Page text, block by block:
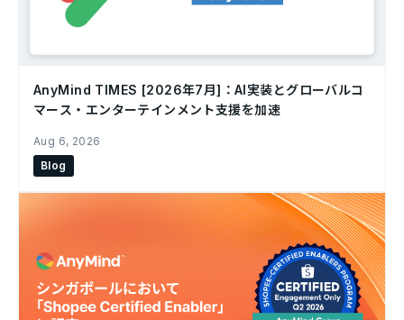
AnyMind TIMES [2026年7月]：AI実装とグローバルコ
マース・エンターテインメント支援を加速
Aug 6, 2026
Blog